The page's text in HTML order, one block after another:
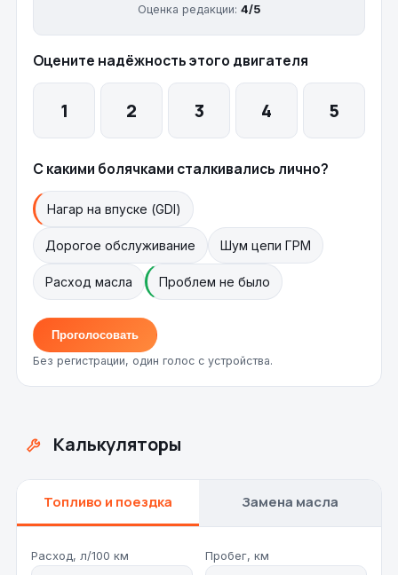
Оценка редакции: 4/5
Оцените надёжность этого двигателя
1 2 3 4 5
С какими болячками сталкивались лично?
Нагар на впуске (GDI)
Дорогое обслуживание Шум цепи ГРМ
Расход масла Проблем не было
Проголосовать
Без регистрации, один голос с устройства.
Калькуляторы
Топливо и поездка Замена масла
Расход, л/100 км Пробег, км